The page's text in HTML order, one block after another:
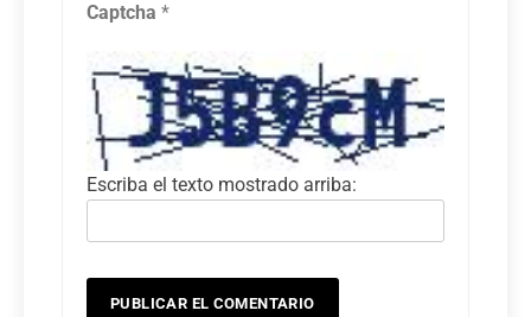
Captcha *
Escriba el texto mostrado arriba: